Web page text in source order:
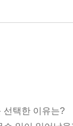
선택한 이유는?